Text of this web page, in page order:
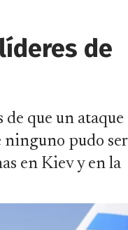
de
que un ataque
ninguno pudo ser
en Kiev y en la